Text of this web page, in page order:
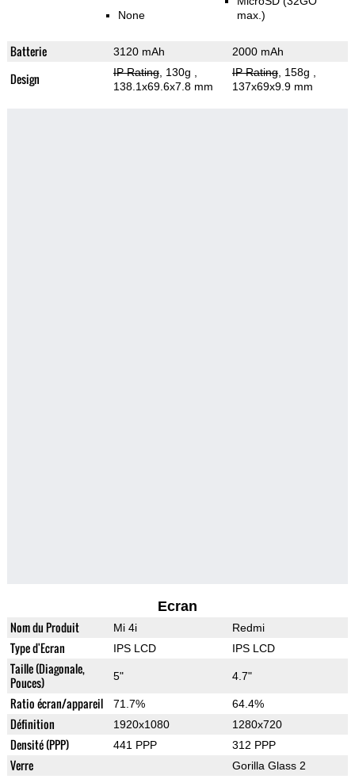
None
max.)
Batterie 3120 mAh 2000 mAh
Design IP Rating, 130g
138.1x69.6x7.8 mm
IP Rating, 158g
137x69x9.9 mm
Ecran
Nom du Produit Mi 4i Redmi
Type d'Ecran IPS LCD IPS LCD
Taille (Diagonale,
Pouces)
5" 4.7"
Ratio écran/appareil 71.7% 64.4%
Définition 1920x1080 1280x720
Densité (PPP) 441 PPP 312 PPP
Verre Gorilla Glass 2